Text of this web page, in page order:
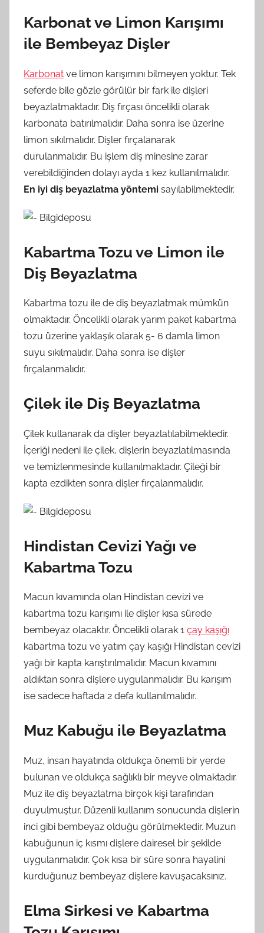
Karbonat ve Limon Karışımı
ile Bembeyaz Dişler
Karbonat ve limon karışımını bilmeyen yoktur. Tek
seferde bile gözle görülür bir fark ile dişleri
beyazlatmaktadır. Diş fırçası öncelikli olarak
karbonata batırılmalıdır. Daha sonra ise üzerine
limon sıkılmalıdır. Dişler fırçalanarak
durulanmalıdır. Bu işlem diş minesine zarar
verebildiğinden dolayı ayda 1 kez kullanılmalıdır.
En iyi diş beyazlatma yöntemi sayılabilmektedir.
Kabartma Tozu ve Limon ile
Diş Beyazlatma
Kabartma tozu ile de diş beyazlatmak mümkün
olmaktadır. Öncelikli olarak yarım paket kabartma
tozu üzerine yaklaşık olarak 5- 6 damla limon
suyu sıkılmalıdır. Daha sonra ise dişler
fırçalanmalıdır.
Çilek ile Diş Beyazlatma
Çilek kullanarak da dişler beyazlatılabilmektedir.
İçeriği nedeni ile çilek, dişlerin beyazlatılmasında
ve temizlenmesinde kullanılmaktadır. Çileği bir
kapta ezdikten sonra dişler fırçalanmalıdır.
Hindistan Cevizi Yağı ve
Kabartma Tozu
Macun kıvamında olan Hindistan cevizi ve
kabartma tozu karışımı ile dişler kısa sürede
bembeyaz olacaktır. Öncelikli olarak 1 çay kaşığı
kabartma tozu ve yatım çay kaşığı Hindistan cevizi
yağı bir kapta karıştırılmalıdır. Macun kıvamını
aldıktan sonra dişlere uygulanmalıdır. Bu karışım
ise sadece haftada 2 defa kullanılmalıdır.
Muz Kabuğu ile Beyazlatma
Muz, insan hayatında oldukça önemli bir yerde
bulunan ve oldukça sağlıklı bir meyve olmaktadır.
Muz ile diş beyazlatma birçok kişi tarafından
duyulmuştur. Düzenli kullanım sonucunda dişlerin
inci gibi bembeyaz olduğu görülmektedir. Muzun
kabuğunun iç kısmı dişlere dairesel bir şekilde
uygulanmalıdır. Çok kısa bir süre sonra hayalini
kurduğunuz bembeyaz dişlere kavuşacaksınız.
Elma Sirkesi ve Kabartma